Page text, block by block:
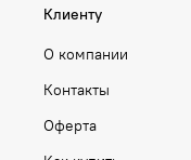
Клиенту
О компании
Контакты
Оферта